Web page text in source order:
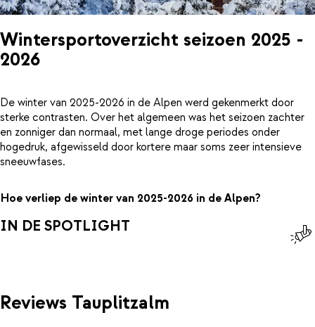
Wintersportoverzicht seizoen 2025 -
2026
De winter van 2025-2026 in de Alpen werd gekenmerkt door
sterke contrasten. Over het algemeen was het seizoen zachter
en zonniger dan normaal, met lange droge periodes onder
hogedruk, afgewisseld door kortere maar soms zeer intensieve
sneeuwfases.
Hoe verliep de winter van 2025-2026 in de Alpen?
IN DE SPOTLIGHT
Reviews Tauplitzalm